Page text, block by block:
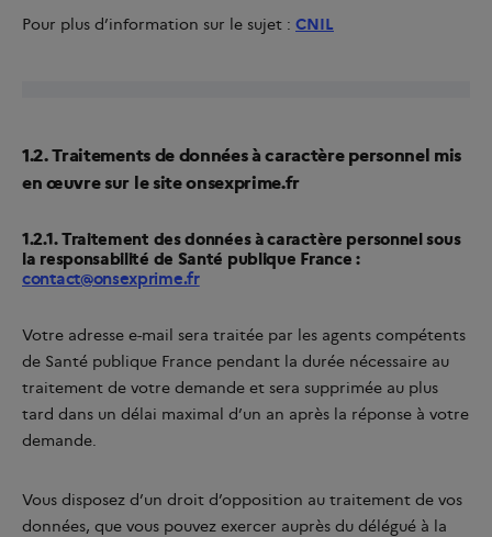
Pour plus d’information sur le sujet : CNIL
1.2. Traitements de données à caractère personnel mis
en œuvre sur le site onsexprime.fr
1.2.1. Traitement des données à caractère personnel sous
la responsabilité de Santé publique France :
contact@onsexprime.fr
Votre adresse e-mail sera traitée par les agents compétents
de Santé publique France pendant la durée nécessaire au
traitement de votre demande et sera supprimée au plus
tard dans un délai maximal d’un an après la réponse à votre
demande.
Vous disposez d’un droit d’opposition au traitement de vos
données, que vous pouvez exercer auprès du délégué à la